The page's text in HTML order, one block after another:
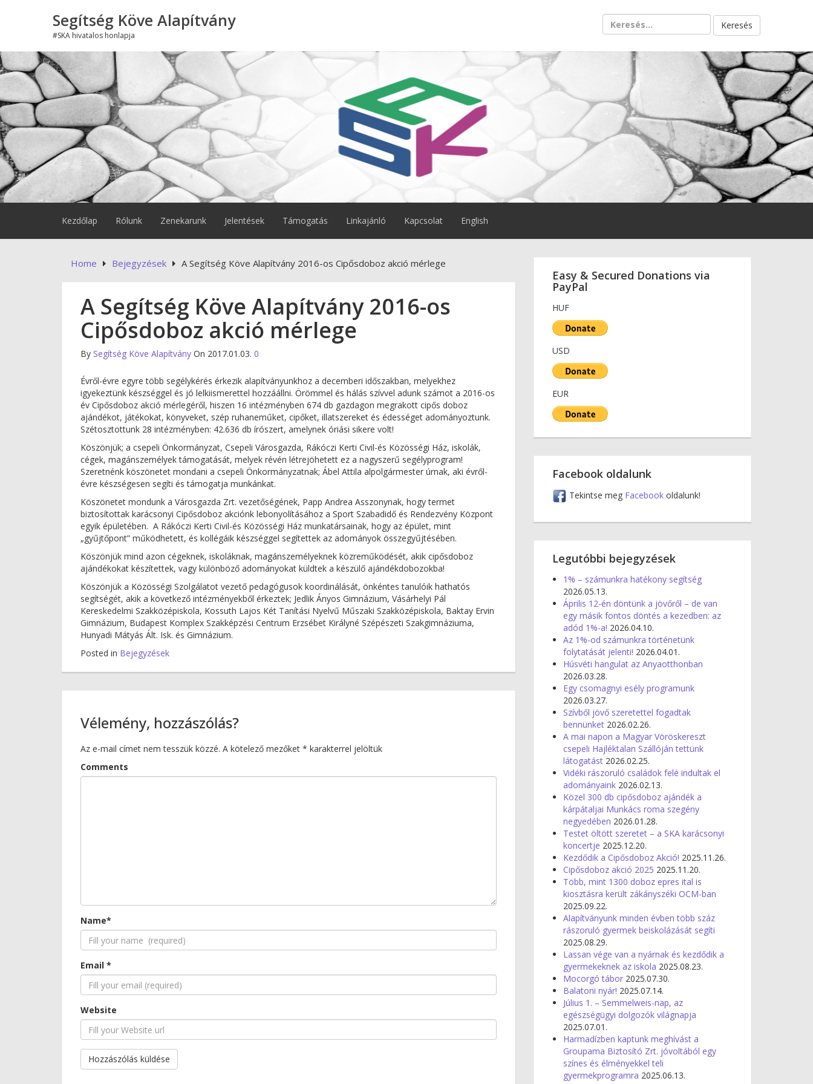
Segítség Köve Alapítvány
#SKA hivatalos honlapja
Keresés:
Kezdőlap Rólunk Zenekarunk Jelentések Támogatás Linkajánló Kapcsolat English
Home Bejegyzések A Segítség Köve Alapítvány 2016-os Cipősdoboz akció mérlege
A Segítség Köve Alapítvány 2016-os
Cipősdoboz akció mérlege
By Segítség Köve Alapítvány On 2017.01.03. 0
Évről-évre egyre több segélykérés érkezik alapítványunkhoz a decemberi időszakban, melyekhez
igyekeztünk készséggel és jó lelkiismerettel hozzáállni. Örömmel és hálás szívvel adunk számot a 2016-os
év Cipősdoboz akció mérlegéről, hiszen 16 intézményben 674 db gazdagon megrakott cipős doboz
ajándékot, játékokat, könyveket, szép ruhaneműket, cipőket, illatszereket és édességet adományoztunk.
Szétosztottunk 28 intézményben: 42.636 db írószert, amelynek óriási sikere volt!
Köszönjük; a csepeli Önkormányzat, Csepeli Városgazda, Rákóczi Kerti Civil-és Közösségi Ház, iskolák,
cégek, magánszemélyek támogatását, melyek révén létrejöhetett ez a nagyszerű segélyprogram!
Szeretnénk köszönetet mondani a csepeli Önkormányzatnak; Ábel Attila alpolgármester úrnak, aki évről-
évre készségesen segíti és támogatja munkánkat.
Köszönetet mondunk a Városgazda Zrt. vezetőségének, Papp Andrea Asszonynak, hogy termet
biztosítottak karácsonyi Cipősdoboz akciónk lebonyolításához a Sport Szabadidő és Rendezvény Központ
egyik épületében. A Rákóczi Kerti Civil-és Közösségi Ház munkatársainak, hogy az épület, mint
„gyűjtőpont” működhetett, és kollégáik készséggel segítettek az adományok összegyűjtésében.
Köszönjük mind azon cégeknek, iskoláknak, magánszemélyeknek közreműködését, akik cipősdoboz
ajándékokat készítettek, vagy különböző adományokat küldtek a készülő ajándékdobozokba!
Köszönjük a Közösségi Szolgálatot vezető pedagógusok koordinálását, önkéntes tanulóik hathatós
segítségét, akik a következő intézményekből érkeztek; Jedlik Ányos Gimnázium, Vásárhelyi Pál
Kereskedelmi Szakközépiskola, Kossuth Lajos Két Tanítási Nyelvű Műszaki Szakközépiskola, Baktay Ervin
Gimnázium, Budapest Komplex Szakképzési Centrum Erzsébet Királyné Szépészeti Szakgimnáziuma,
Hunyadi Mátyás Ált. Isk. és Gimnázium.
Posted in Bejegyzések
Vélemény, hozzászólás?
Az e-mail címet nem tesszük közzé. A kötelező mezőket * karakterrel jelöltük
Comments
Name*
Email *
Website
Easy & Secured Donations via
PayPal
HUF
USD
EUR
Facebook oldalunk
Tekintse meg Facebook oldalunk!
Legutóbbi bejegyzések
1% – számunkra hatékony segítség
2026.05.13.
Április 12-én döntünk a jövőről – de van
egy másik fontos döntés a kezedben: az
adód 1%-a! 2026.04.10.
Az 1%-od számunkra történetünk
folytatását jelenti! 2026.04.01.
Húsvéti hangulat az Anyaotthonban
2026.03.28.
Egy csomagnyi esély programunk
2026.03.27.
Szívből jövő szeretettel fogadtak
bennünket 2026.02.26.
A mai napon a Magyar Vöröskereszt
csepeli Hajléktalan Szállóján tettünk
látogatást 2026.02.25.
Vidéki rászoruló családok felé indultak el
adományaink 2026.02.13.
Közel 300 db cipősdoboz ajándék a
kárpátaljai Munkács roma szegény
negyedében 2026.01.28.
Testet öltött szeretet – a SKA karácsonyi
koncertje 2025.12.20.
Kezdődik a Cipősdoboz Akció! 2025.11.26.
Cipősdoboz akció 2025 2025.11.20.
Több, mint 1300 doboz epres ital is
kiosztásra került zákányszéki OCM-ban
2025.09.22.
Alapítványunk minden évben több száz
rászoruló gyermek beiskolázását segíti
2025.08.29.
Lassan vége van a nyárnak és kezdődik a
gyermekeknek az iskola 2025.08.23.
Mocorgó tábor 2025.07.30.
Balatoni nyár! 2025.07.14.
Július 1. – Semmelweis-nap, az
egészségügyi dolgozók világnapja
2025.07.01.
Harmadízben kaptunk meghívást a
Groupama Biztosító Zrt. jóvoltából egy
színes és élményekkel teli
gyermekprogramra 2025.06.13.